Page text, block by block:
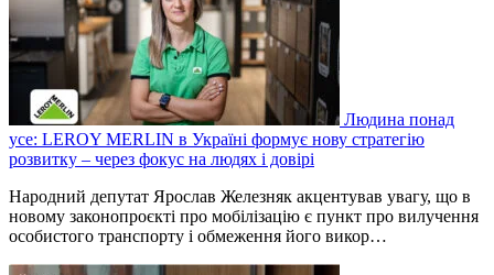
Людина понад
усе: LEROY MERLIN в Україні формує нову стратегію
розвитку – через фокус на людях і довірі
Народний депутат Ярослав Железняк акцентував увагу, що в
новому законопроєкті про мобілізацію є пункт про вилучення
особистого транспорту і обмеження його викор…